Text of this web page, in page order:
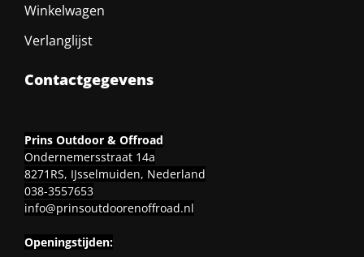
Winkelwagen
Verlanglijst
Contactgegevens
Prins Outdoor & Offroad
Ondernemersstraat 14a
8271RS, IJsselmuiden, Nederland
038-3557653
info@prinsoutdoorenoffroad.nl
Openingstijden: